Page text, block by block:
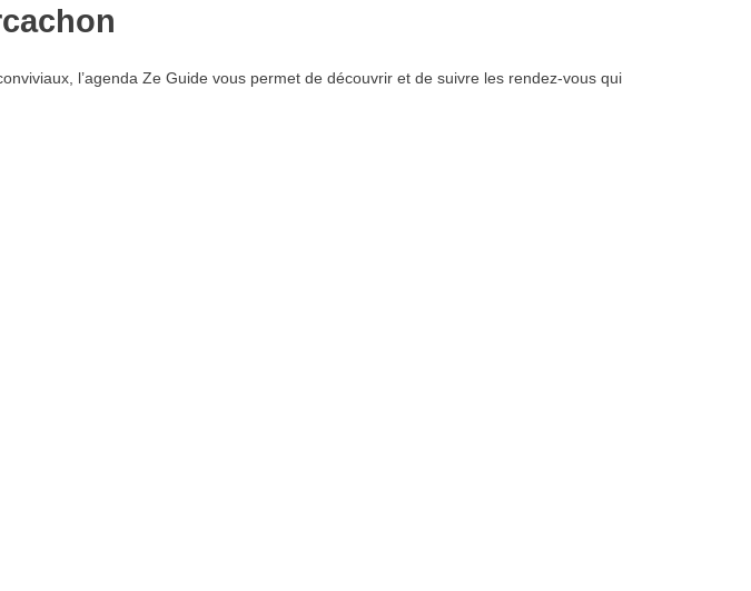
l’agenda Ze Guide vous permet de découvrir et de suivre les rendez-vous qui